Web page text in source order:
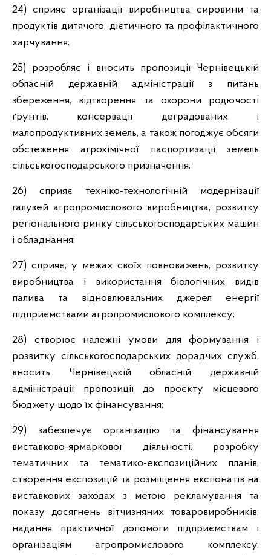
24) сприяє організації виробництва сировини та
продуктів дитячого, дієтичного та профілактичного
харчування;
25) розробляє і вносить пропозиції Чернівецькій
обласній державній адміністрації з питань
збереження, відтворення та охорони родючості
ґрунтів, консервації деградованих і
малопродуктивних земель, а також погоджує обсяги
обстеження агрохімічної паспортизації земель
сільськогосподарського призначення;
26) сприяє техніко-технологічній модернізації
галузей агропромислового виробництва, розвитку
регіонального ринку сільськогосподарських машин
і обладнання;
27) сприяє, у межах своїх повноважень, розвитку
виробництва і використання біологічних видів
палива та відновлювальних джерел енергії
підприємствами агропромислового комплексу;
28) створює належні умови для формування і
розвитку сільськогосподарських дорадчих служб,
вносить Чернівецькій обласній державній
адміністрації пропозиції до проєкту місцевого
бюджету щодо їх фінансування;
29) забезпечує організацію та фінансування
виставково-ярмаркової діяльності, розробку
тематичних та тематико-експозиційних планів,
створення експозицій та розміщення експонатів на
виставкових заходах з метою рекламування та
показу досягнень вітчизняних товаровиробників,
надання практичної допомоги підприємствам і
організаціям агропромислового комплексу,